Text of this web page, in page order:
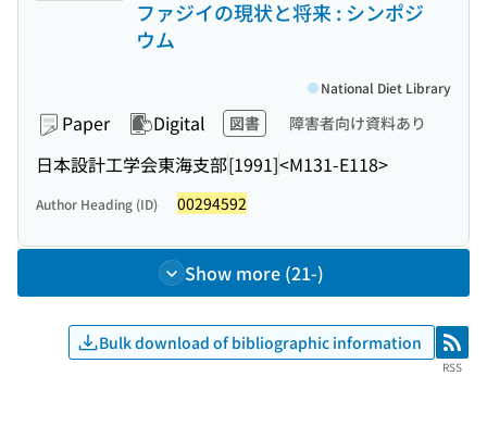
ファジイの現状と将来 : シンポジ
ウム
Paper Digital 図書 障害者向け資料あり
日本設計工学会東海支部[1991]<M131-E118>
National Diet Library
Author Heading (ID) 00294592
Show more (21-)
Bulk download of bibliographic information RSS
RSS